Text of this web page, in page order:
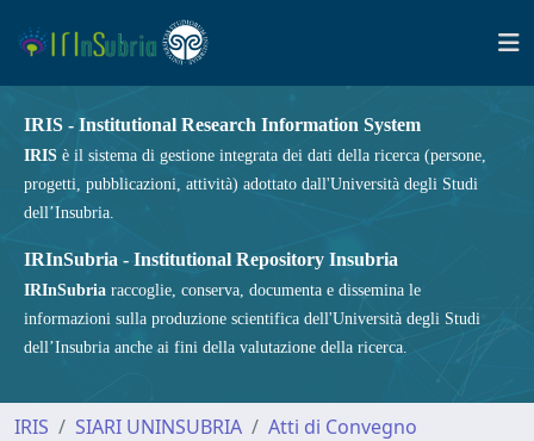
IRIS - Institutional Research Information System
IRIS è il sistema di gestione integrata dei dati della ricerca (persone,
progetti, pubblicazioni, attività) adottato dall'Università degli Studi
dell’Insubria.
IRInSubria - Institutional Repository Insubria
IRInSubria raccoglie, conserva, documenta e dissemina le
informazioni sulla produzione scientifica dell'Università degli Studi
dell’Insubria anche ai fini della valutazione della ricerca.
IRIS SIARI UNINSUBRIA
Atti di Convegno